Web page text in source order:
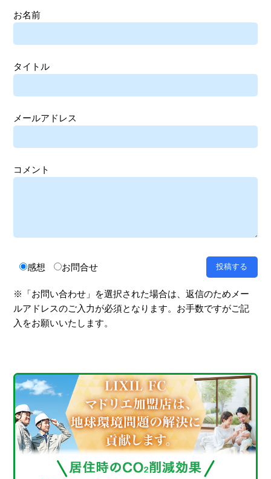
お名前
タイトル
メールアドレス
コメント
感想 お問合せ
※「お問い合わせ」を選択された場合は、返信のためメー
ルアドレスのご入力が必須となります。お手数ですがご記
入をお願いいたします。